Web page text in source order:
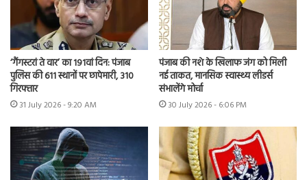
‘गैंगस्टरां ते वार’ का 191वां दिन: पंजाब
पुलिस की 611 स्थानों पर छापेमारी, 310
गिरफ्तार
31 July 2026 - 9:20 AM
पंजाब की नशे के खिलाफ जंग को मिली
नई ताकत, मानसिक स्वास्थ्य लीडर्स
संभालेंगे मोर्चा
30 July 2026 - 6:06 PM